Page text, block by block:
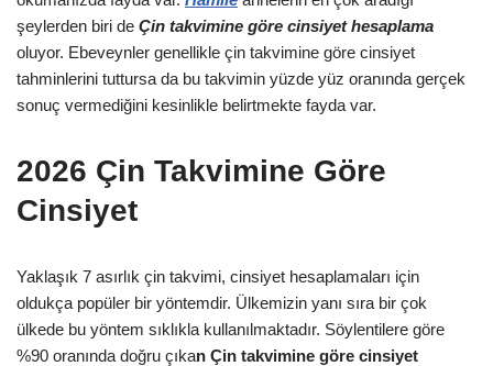
şeylerden biri de Çin takvimine göre cinsiyet hesaplama
oluyor. Ebeveynler genellikle çin takvimine göre cinsiyet
tahminlerini tuttursa da bu takvimin yüzde yüz oranında gerçek
sonuç vermediğini kesinlikle belirtmekte fayda var.
2026 Çin Takvimine Göre
Cinsiyet
Yaklaşık 7 asırlık çin takvimi, cinsiyet hesaplamaları için
oldukça popüler bir yöntemdir. Ülkemizin yanı sıra bir çok
ülkede bu yöntem sıklıkla kullanılmaktadır. Söylentilere göre
%90 oranında doğru çıkan Çin takvimine göre cinsiyet